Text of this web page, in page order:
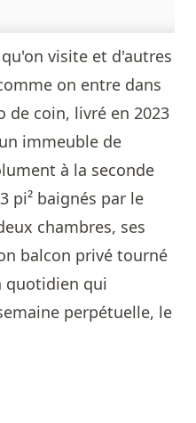
visite et d'autres
on entre dans
de coin, livré en 2023
immeuble de
à la seconde
pi² baignés par le
chambres, ses
balcon privé tourné
quotidien qui
perpétuelle, le